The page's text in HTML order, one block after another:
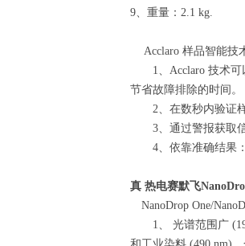
9、重量：2.1 kg.
Acclaro 样品智能技
1、Acclaro 技术可
节省故障排除的时间。
2、在数秒内验证样
3、通过警报获取信
4、依靠准确结果：
真 热电赛默飞
NanoDrop One/
1、 光谱范围广